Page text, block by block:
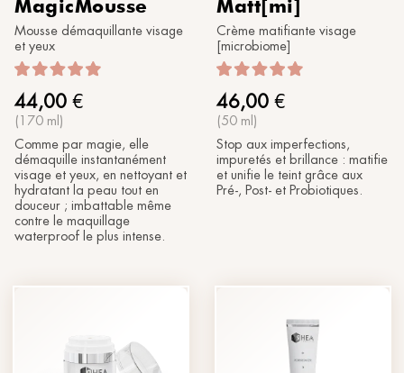
MagicMousse
Mousse démaquillante visage
et yeux
44,00 €
(170 ml)
Comme par magie, elle
démaquille instantanément
visage et yeux, en nettoyant et
hydratant la peau tout en
douceur ; imbattable même
contre le maquillage
waterproof le plus intense.
Matt[mi]
Crème matifiante visage
[microbiome]
46,00 €
(50 ml)
Stop aux imperfections,
impuretés et brillance : matifie
et unifie le teint grâce aux
Pré-, Post- et Probiotiques.